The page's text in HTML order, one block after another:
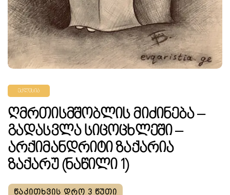
ᲔᲙᲚᲔᲡᲘᲐ
Ღმრთისმშობლის Მიძინება –
Გადასვლა Სიცოცხლეში –
Არქიმანდრიტი Ზაქარია
Ზაქარუ (ნაწილი 1)